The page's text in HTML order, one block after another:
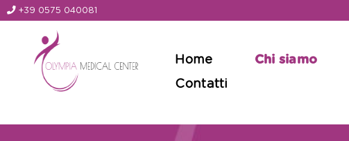
+39 0575 040081
Home Chi siamo
Contatti